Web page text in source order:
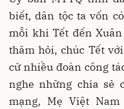
biết, dân tộc ta vốn
mỗi khi Tết đến
thăm hỏi, chúc Tết
cử nhiều đoàn công
nghe những chia sẻ
mạng, Mẹ Việt